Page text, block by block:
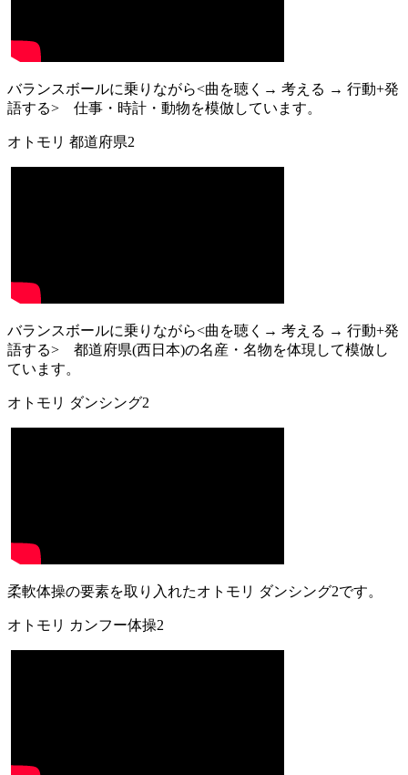
バランスボールに乗りながら<曲を聴く→ 考える → 行動+発
語する> 仕事・時計・動物を模倣しています。
オトモリ 都道府県2
バランスボールに乗りながら<曲を聴く→ 考える → 行動+発
語する> 都道府県(西日本)の名産・名物を体現して模倣し
ています。
オトモリ ダンシング2
柔軟体操の要素を取り入れたオトモリ ダンシング2です。
オトモリ カンフー体操2